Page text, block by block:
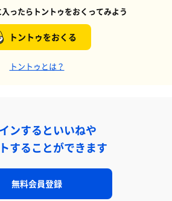
ったらトントゥをおくってみよう
トントゥをおくる
トントゥとは？
ンするといいねや
することができます
無料会員登録